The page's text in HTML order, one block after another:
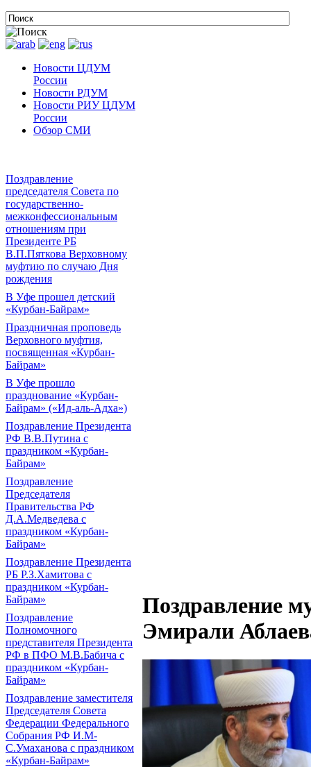
Новости ЦДУМ
России
Новости РДУМ
Новости РИУ ЦДУМ
России
Обзор СМИ
Поздравление
председателя Совета по
государственно-
межконфессиональным
отношениям при
Президенте РБ
В.П.Пяткова Верховному
муфтию по случаю Дня
рождения
В Уфе прошел детский
«Курбан-Байрам»
Праздничная проповедь
Верховного муфтия,
посвященная «Курбан-
Байрам»
В Уфе прошло
празднование «Курбан-
Байрам» («Ид-аль-Адха»)
Поздравление Президента
РФ В.В.Путина с
праздником «Курбан-
Байрам»
Поздравление
Председателя
Правительства РФ
Д.А.Медведева с
праздником «Курбан-
Байрам»
Поздравление Президента
РБ Р.З.Хамитова с
праздником «Курбан-
Байрам»
Поздравление
Полномочного
представителя Президента
РФ в ПФО М.В.Бабича с
праздником «Курбан-
Байрам»
Поздравление заместителя
Председателя Совета
Федерации Федерального
Собрания РФ И.М-
С.Умаханова с праздником
«Курбан-Байрам»
Поздравление
Эмирали